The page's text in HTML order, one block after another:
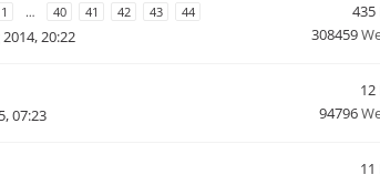
1 … 40 41 42 43 44
20:22
435
308459
07:23
12
94796
11